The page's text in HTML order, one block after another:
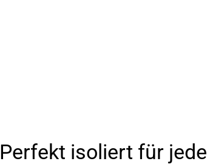
Perfekt isoliert für jede